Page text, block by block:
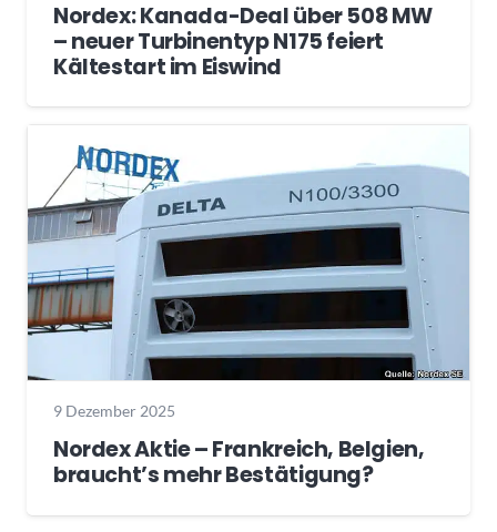
Nordex: Kanada-Deal über 508 MW
– neuer Turbinentyp N175 feiert
Kältestart im Eiswind
9 Dezember 2025
Nordex Aktie – Frankreich, Belgien,
braucht’s mehr Bestätigung?